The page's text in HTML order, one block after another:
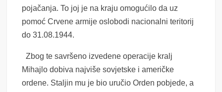
pojačanja. To joj je na kraju omogućilo da uz
pomoć Crvene armije oslobodi nacionalni teritorij
do 31.08.1944.
Zbog te savršeno izvedene operacije kralj
Mihajlo dobiva najviše sovjetske i američke
ordene. Staljin mu je bio uručio Orden pobjede, a